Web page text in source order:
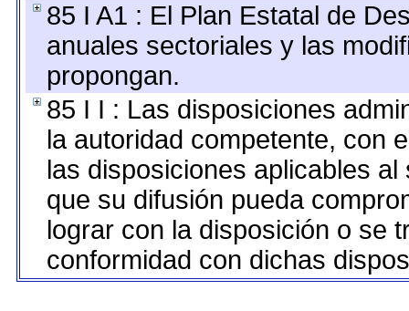
85 I A1 : El Plan Estatal de
anuales sectoriales y las
propongan.
85 I I : Las disposiciones
la autoridad competente, con
las disposiciones aplicables
que su difusión pueda
lograr con la disposición o se
conformidad con dichas